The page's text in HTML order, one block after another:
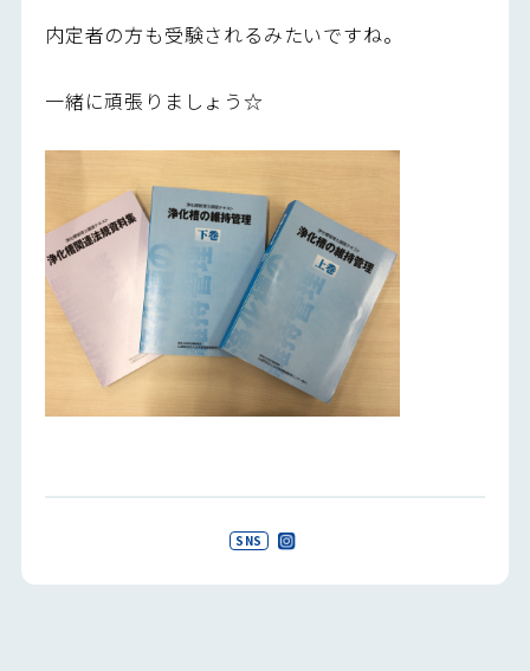
内定者の方も受験されるみたいですね。
一緒に頑張りましょう☆
SNS